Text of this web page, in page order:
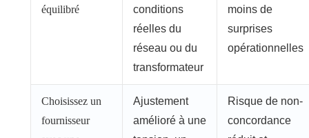
équilibré
conditions
réelles du
réseau ou du
transformateur
moins de
surprises
opérationnelles
Choisissez un
fournisseur
Ajustement
amélioré à une
Risque de non-
concordance